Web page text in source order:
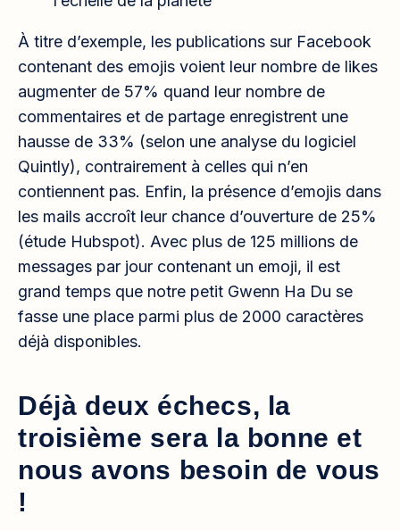
À titre d’exemple, les publications sur Facebook
contenant des emojis voient leur nombre de likes
augmenter de 57% quand leur nombre de
commentaires et de partage enregistrent une
hausse de 33% (selon une analyse du logiciel
Quintly), contrairement à celles qui n’en
contiennent pas. Enfin, la présence d’emojis dans
les mails accroît leur chance d’ouverture de 25%
(étude Hubspot). Avec plus de 125 millions de
messages par jour contenant un emoji, il est
grand temps que notre petit Gwenn Ha Du se
fasse une place parmi plus de 2000 caractères
déjà disponibles.
Déjà deux échecs, la
troisième sera la bonne et
nous avons besoin de vous
!